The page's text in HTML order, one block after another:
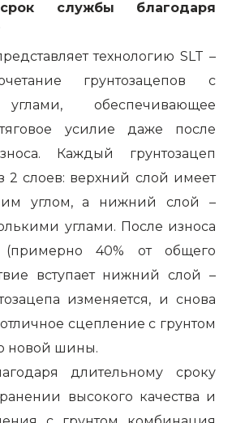
службы благодаря
технологию SLT –
грунтозацепов с
обеспечивающее
усилие даже после
Каждый грунтозацеп
2 слоев: верхний слой имеет
углом, а нижний слой –
углами. После износа
(примерно 40% от общего
вступает нижний слой –
изменяется, и снова
сцепление с грунтом
новой шины.
длительному сроку
высокого качества и